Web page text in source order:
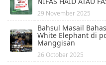
29 November 2025
Bahsul Masail
White Elephant di
Manggisan
26 October 2025